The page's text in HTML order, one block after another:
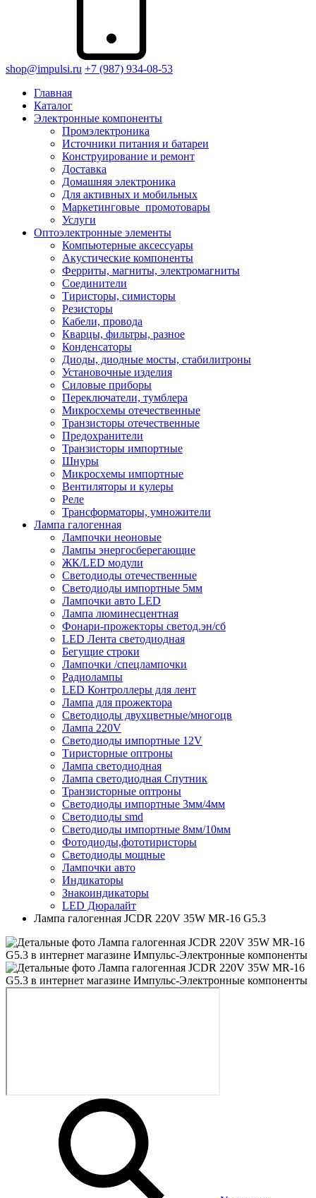
shop@impulsi.ru +7 (987) 934-08-53
Главная
Каталог
Электронные компоненты
Промэлектроника
Источники питания и батареи
Конструирование и ремонт
Доставка
Домашняя электроника
Для активных и мобильных
Маркетинговые_промотовары
Услуги
Оптоэлектронные элементы
Компьютерные аксессуары
Акустические компоненты
Ферриты, магниты, электромагниты
Соединители
Тиристоры, симисторы
Резисторы
Кабели, провода
Кварцы, фильтры, разное
Конденсаторы
Диоды, диодные мосты, стабилитроны
Установочные изделия
Силовые приборы
Переключатели, тумблера
Микросхемы отечественные
Транзисторы отечественные
Предохранители
Транзисторы импортные
Шнуры
Микросхемы импортные
Вентиляторы и кулеры
Реле
Трансформаторы, умножители
Лампа галогенная
Лампочки неоновые
Лампы энергосберегающие
ЖК/LED модули
Светодиоды отечественные
Светодиоды импортные 5мм
Лампочки авто LED
Лампа люминесцентная
Фонари-прожекторы светод.эн/сб
LED Лента светодиодная
Бегущие строки
Лампочки /спецлампочки
Радиолампы
LED Контроллеры для лент
Лампа для прожектора
Светодиоды двухцветные/многоцв
Лампа 220V
Светодиоды импортные 12V
Тиристорные оптроны
Лампа светодиодная
Лампа светодиодная Спутник
Транзисторные оптроны
Светодиоды импортные 3мм/4мм
Светодиоды smd
Светодиоды импортные 8мм/10мм
Фотодиоды,фототиристоры
Светодиоды мощные
Лампочки авто
Индикаторы
Знакоиндикаторы
LED Дюралайт
Лампа галогенная JCDR 220V 35W MR-16 G5.3